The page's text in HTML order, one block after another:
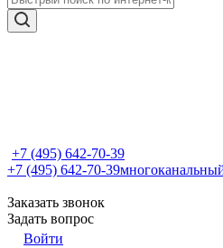
+7 (495) 642-70-39
+7 (495) 642-70-39
Заказать звонок
Задать вопрос
Войти